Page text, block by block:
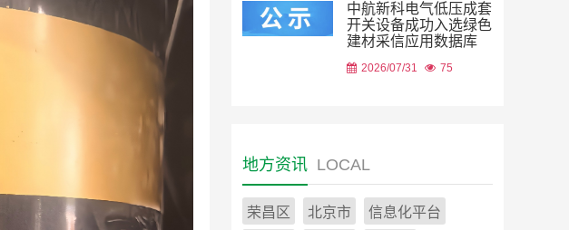
中航新科电气低压成套
开关设备成功入选绿色
建材采信应用数据库
2026/07/31 75
地方资讯 LOCAL
荣昌区 北京市 信息化平台